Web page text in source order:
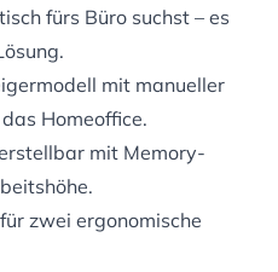
fürs Büro suchst – es
mit manueller
Homeoffice.
mit Memory-
zwei ergonomische